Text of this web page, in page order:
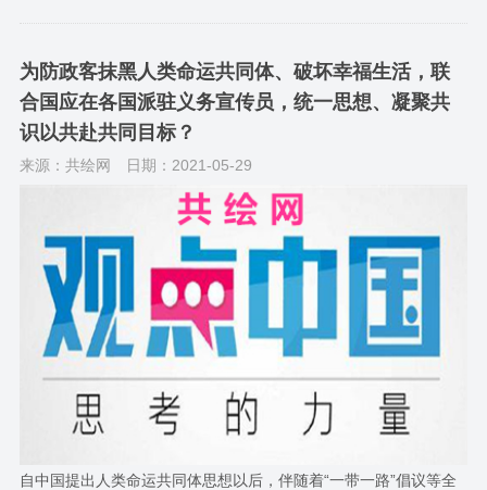
为防政客抹黑人类命运共同体、破坏幸福生活，联
合国应在各国派驻义务宣传员，统一思想、凝聚共
识以共赴共同目标？
来源：共绘网 日期：2021-05-29
自中国提出人类命运共同体思想以后，伴随着“一带一路”倡议等全